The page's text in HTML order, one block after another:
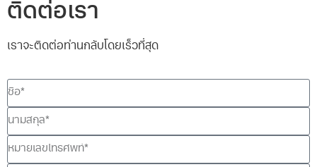
ติดต่อเรา
เราจะติดต่อท่านกลับโดยเร็วที่สุด